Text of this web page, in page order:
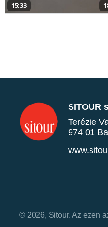
15:33
SITOUR
Terézie
974 01
© 2026, Sitour. Az ezen